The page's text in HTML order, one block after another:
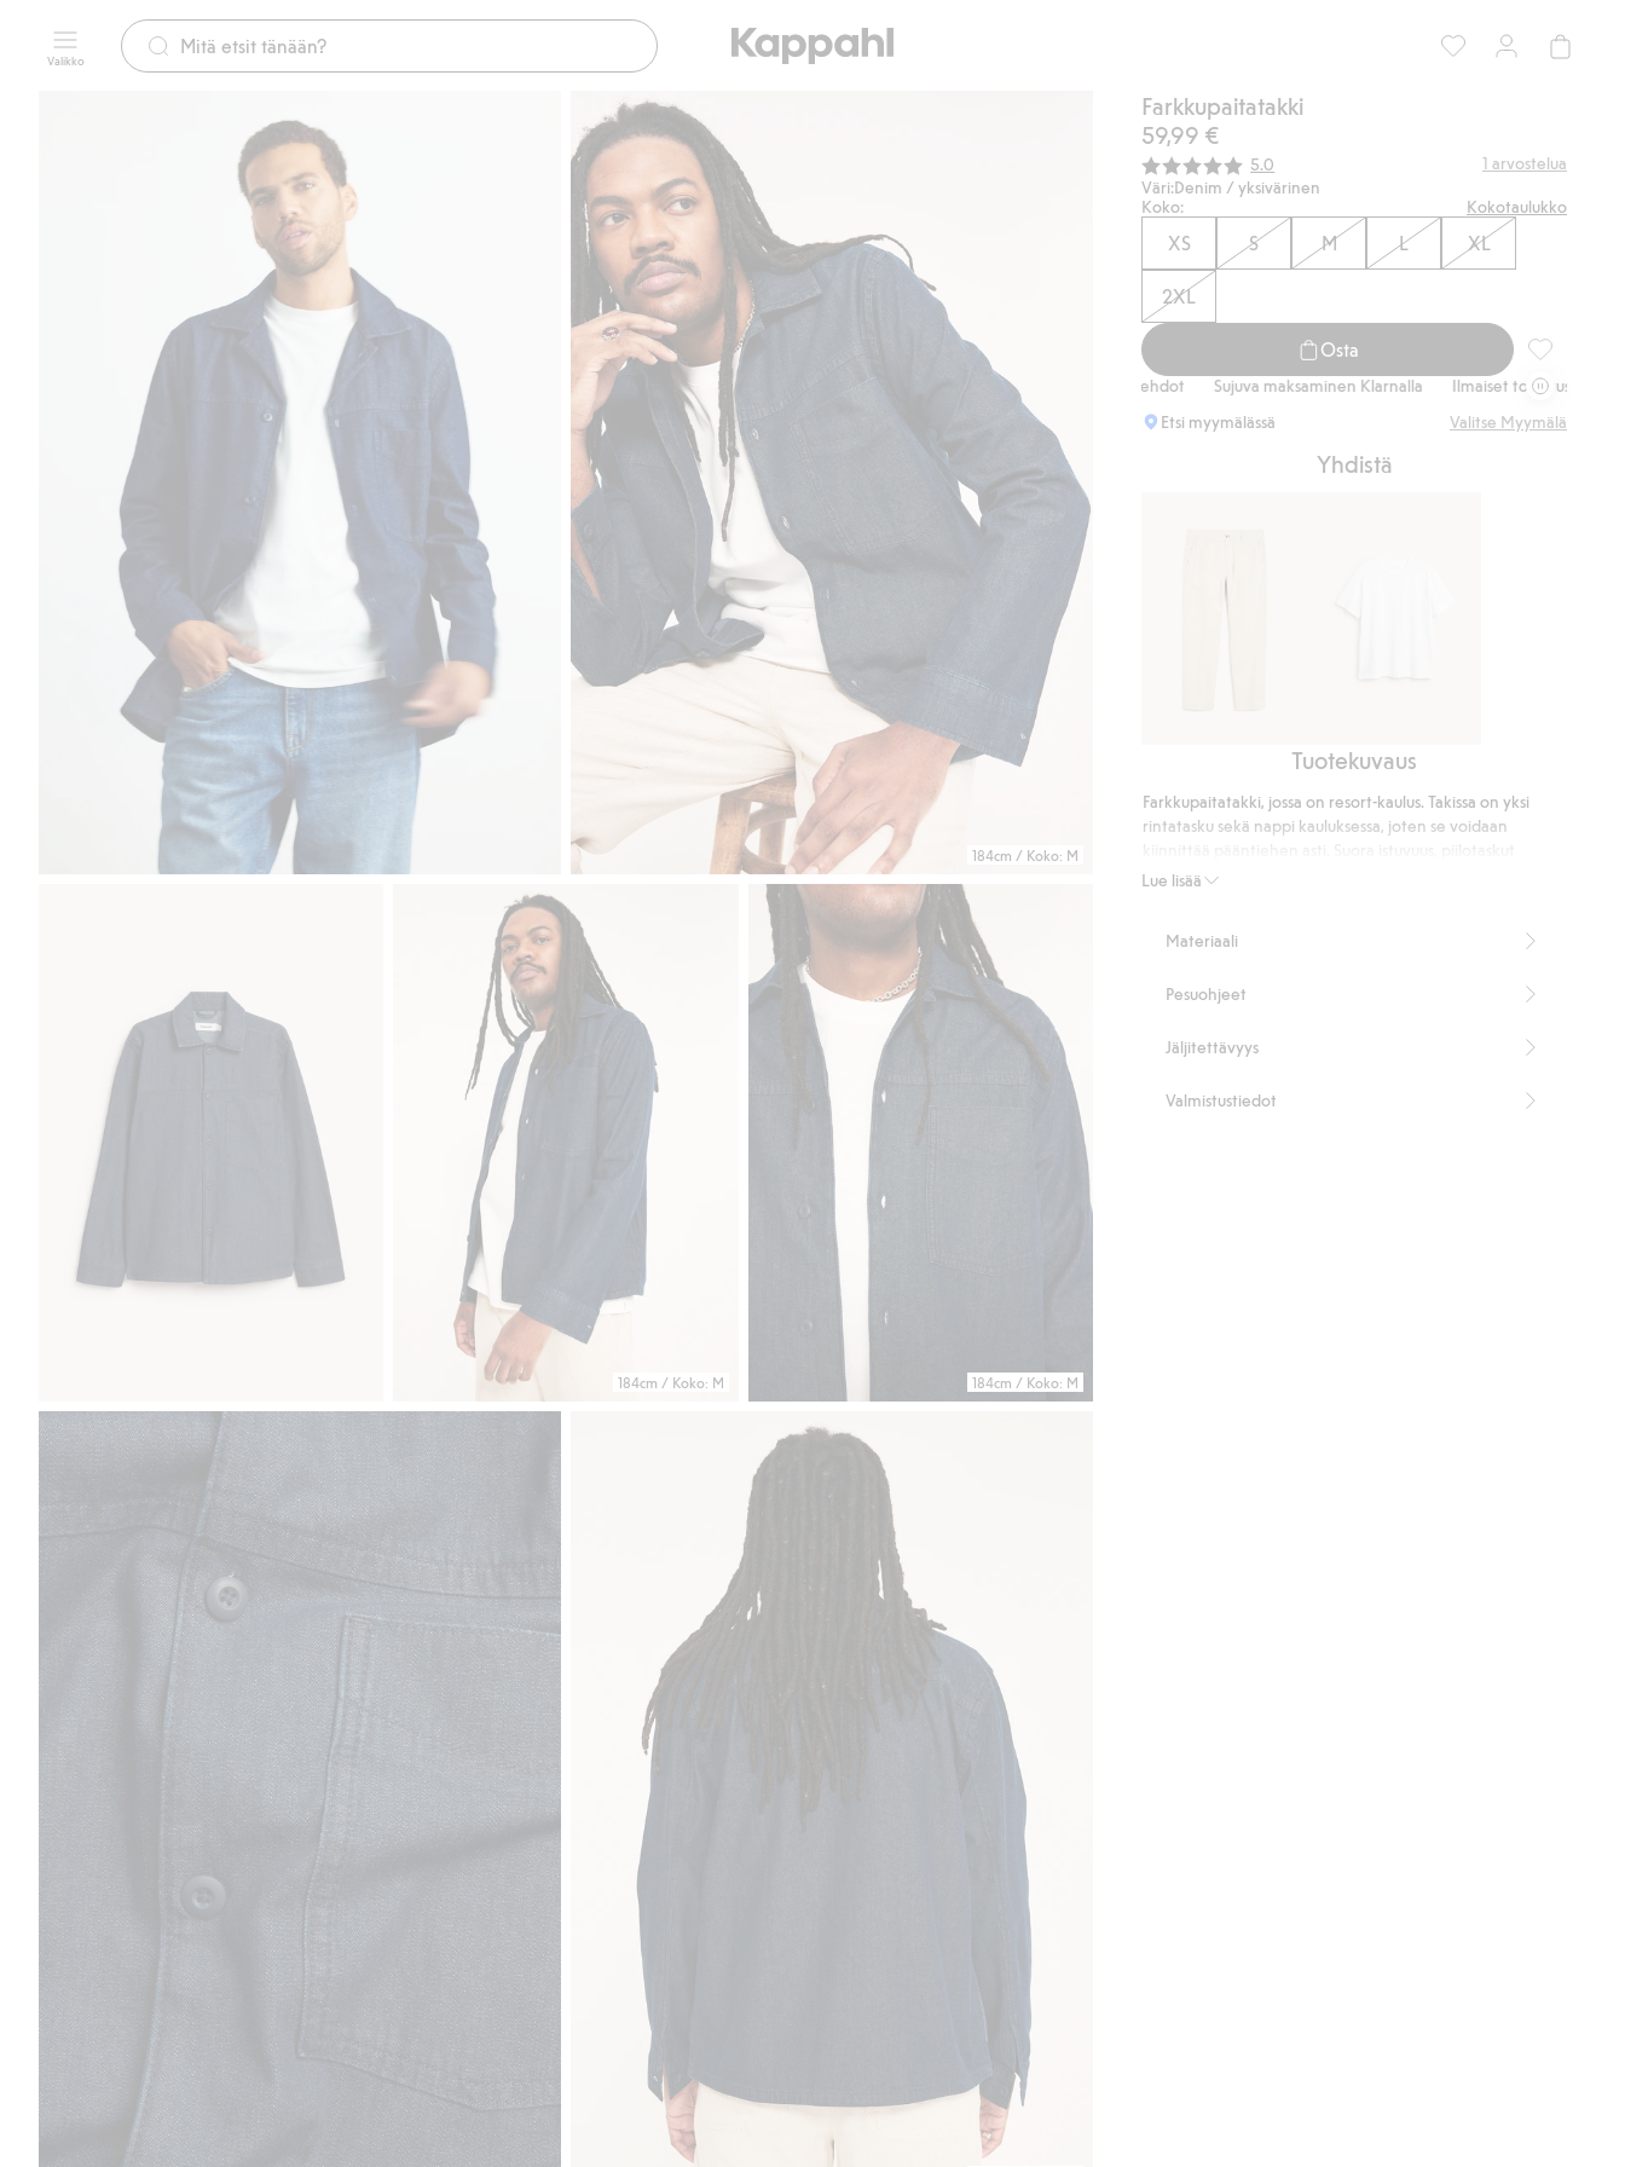
Valikko
184cm / Koko: M
184cm / Koko: M 184cm / Koko: M
Farkkupaitatakki
59,99 €
Keskimääräinen luokitus:
5.0 1 arvostelua
Väri:Denim / yksivärinen
Koko:
Kokotaulukko
XS S M L XL
2XL
Osta
Sujuva maksaminen Klarnalla Ilmaiset toimitusvaihtoehdot Sujuva maksaminen Klarnalla Ilmaiset toimitusvaihtoehdot
Etsi myymälässä
Valitse Myymälä
Yhdistä
Löysä
Tuotekuvaus
Lue lisää
Farkkupaitatakki, jossa on resort-kaulus. Takissa on yksi
rintatasku sekä nappi kauluksessa, joten se voidaan
sivusaumoissa sekä nappi mansetissa leveyden
Rintatasku
Pituus 72 cm koossa M
Materiaali
Pesuohjeet
Jäljitettävyys
Valmistustiedot